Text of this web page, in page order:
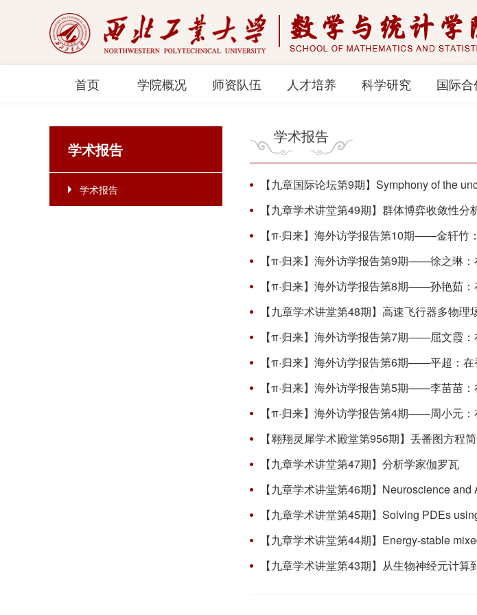
首页 学院概况 师资队伍 人才培养 科学研究 国际合
学术报告
学术报告
学术报告
【九章国际论坛第9期】Symphony of the
【九章学术讲堂第49期】群体博弈收敛性
【π·归来】海外访学报告第10期——金轩
【π·归来】海外访学报告第9期——徐之琳
【九章学术讲堂第48期】高速飞行器多物
【π·归来】海外访学报告第7期——屈文霞
【π·归来】海外访学报告第6期——平超：
【π·归来】海外访学报告第5期——李苗苗
【π·归来】海外访学报告第4期——周小元
【翱翔灵犀学术殿堂第956期】丢番图方程
【九章学术讲堂第47期】分析学家伽罗瓦
【九章学术讲堂第46期】Neuroscience
【九章学术讲堂第45期】Solving PDEs
【九章学术讲堂第44期】Energy-stable
【九章学术讲堂第43期】从生物神经元计